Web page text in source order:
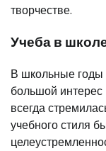
творчестве.
Учеба в
В школьные
большой
всегда
учебного стиля